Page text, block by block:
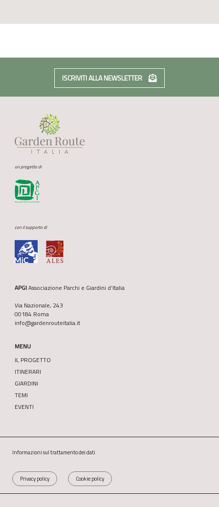
ISCRIVITI ALLA NEWSLETTER
un progetto di
con il supporto di
APGIAssociazione Parchi e Giardini d’Italia
Via Nazionale, 243
00184 Roma
info@gardenrouteitalia.it
MENU
IL PROGETTO
ITINERARI
GIARDINI
TEMI
EVENTI
Informazioni sul trattamento dei dati
Privacy policy Cookie policy